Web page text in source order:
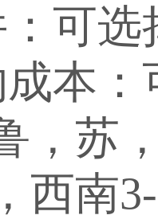
：可
成本
，苏
西南